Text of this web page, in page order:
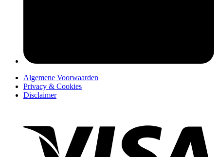
Algemene Voorwaarden
Privacy & Cookies
Disclaimer